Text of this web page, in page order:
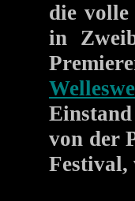
die
in
von der
Festival,